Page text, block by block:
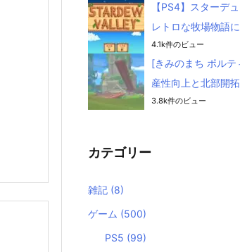
【PS4】スターデ
レトロな牧場物語
4.1k件のビュー
[きみのまち ポル
産性向上と北部開
3.8k件のビュー
カテゴリー
雑記 (8)
ゲーム (500)
PS5 (99)